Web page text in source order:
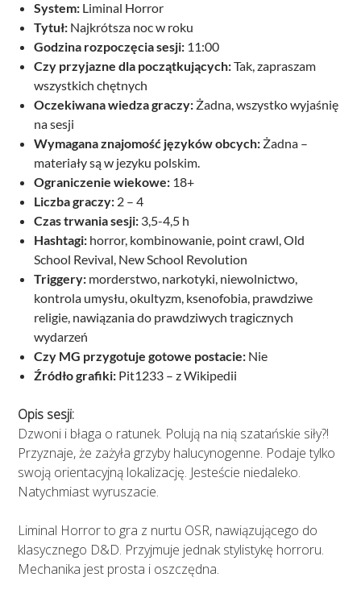
System: Liminal Horror
Tytuł: Najkrótsza noc w roku
Godzina rozpoczęcia sesji: 11:00
Czy przyjazne dla początkujących:Tak, zapraszam
wszystkich chętnych
Oczekiwana wiedza graczy: Żadna, wszystko wyjaśnię
na sesji
Wymagana znajomość języków obcych: Żadna –
materiały są w jezyku polskim.
Ograniczenie wiekowe: 18+
Liczba graczy: 2 – 4
Czas trwania sesji: 3,5-4,5 h
Hashtagi: horror, kombinowanie, point crawl, Old
School Revival, New School Revolution
Triggery: morderstwo, narkotyki, niewolnictwo,
kontrola umysłu, okultyzm, ksenofobia, prawdziwe
religie, nawiązania do prawdziwych tragicznych
wydarzeń
Czy MG przygotuje gotowe postacie: Nie
Źródło grafiki: Pit1233 – z Wikipedii
Opis sesji:
Dzwoni i błaga o ratunek. Polują na nią szatańskie siły?!
Przyznaje, że zażyła grzyby halucynogenne. Podaje tylko
swoją orientacyjną lokalizację. Jesteście niedaleko.
Natychmiast wyruszacie.
Liminal Horror to gra z nurtu OSR, nawiązującego do
klasycznego D&D. Przyjmuje jednak stylistykę horroru.
Mechanika jest prosta i oszczędna.